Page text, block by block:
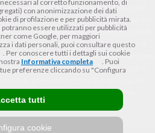
del credito € 800. Importo totale dovuto dal
della prima rata a 90 giorni. Al fine di gestire
di conoscere eventuali altre offerte disponibili,
il contratto, di prendere visione di
facendo riferimento alle Informazioni
(IEBCC) nel percorso online. Salvo
S.p.A.. Il rivenditore (StayON) opera quale
Banca S.p.A., non in esclusiva.
al corretto funzionamento, di
con anonimizzazione dei dati
di profilazione e per pubblicità mirata.
essere utilizzati per pubblicità
come Google, per maggiori
i dati personali, puoi consultare questo
. Per conoscere tutti i dettagli sui cookie
Informativa completa
. Puoi
preferenze cliccando su "Configura
cookie
tutti